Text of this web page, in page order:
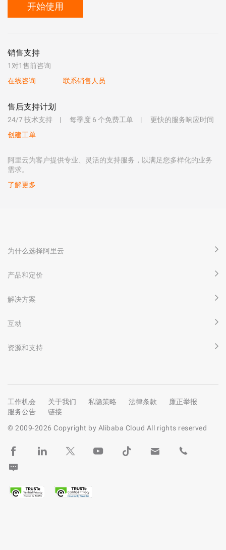
开始使用
销售支持
1对1售前咨询
在线咨询
联系销售人员
售后支持计划
24/7 技术支持 每季度 6 个免费工单
更快的服务响应时间
创建工单
阿里云为客户提供专业、灵活的支持服务，以满足您多样化的业务
需求。
了解更多
为什么选择阿里云
产品和定价
解决方案
互动
资源和支持
工作机会 关于我们 私隐策略 法律条款
廉正举报
服务公告
链接
© 2009-2026 Copyright by Alibaba Cloud All rights reserved